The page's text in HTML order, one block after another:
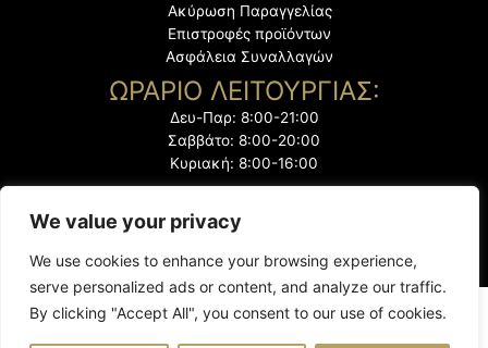
We value your privacy
We use cookies to enhance your browsing experience,
serve personalized ads or content, and analyze our traffic.
By clicking "Accept All", you consent to our use of cookies.
Ακύρωση Παραγγελίας
Επιστροφές προϊόντων
Ασφάλεια Συναλλαγών
ΩΡΑΡΙΟ ΛΕΙΤΟΥΡΓΙΑΣ:
Δευ-Παρ: 8:00-21:00
Σαββάτο: 8:00-20:00
Κυριακή: 8:00-16:00
@2023 "Το Ζεμπίλι". Με την επιφύλαξη παντός δικαιώματος